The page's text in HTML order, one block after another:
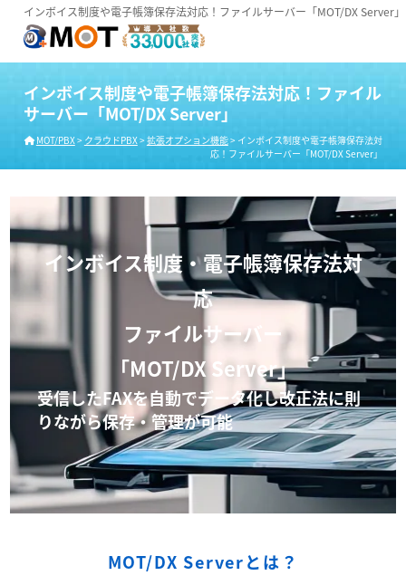
インボイス制度や電子帳簿保存法対応！ファイルサーバー「MOT/DX Server」
インボイス制度や電子帳簿保存法対応！ファイル
サーバー「MOT/DX Server」
MOT/PBX> クラウドPBX> 拡張オプション機能> インボイス制度や電子帳簿保存法対
応！ファイルサーバー「MOT/DX Server」
インボイス制度・電子帳簿保存法対
応
ファイルサーバー
「MOT/DX Server」
受信したFAXを自動でデータ化し改正法に則
りながら保存・管理が可能
MOT/DX Serverとは？